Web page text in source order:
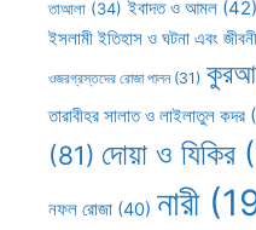
তাআলা (34) ইবাদত ও আমল (42)
ইসলামী ইতিহাস ও ঘটনা এবং জীবনী
ওজরগ্রস্তদের রোজা পালন(31)
তারাবীহর সালাত ও লাইলাতুল কদর
(81) দোয়া ও যিকির
নফল রোজা (40) নারী